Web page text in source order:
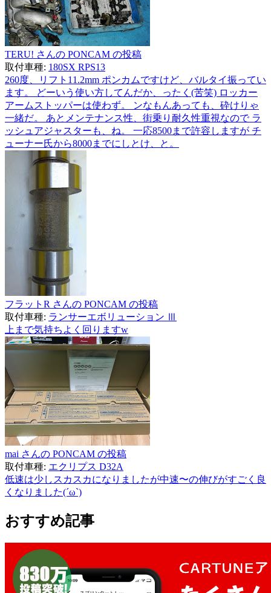
TERU! さんの PONCAM の投稿
取付車種: 180SX RPS13
260度、リフト11.2mm ポンカムですけど、バルタイ振ってい
ます。 どーいう使い方してんだか、ったく(苦笑) ロッカー
アームストッパーは使わず。 ンなもんあっても、砕けりゃ
一緒だ。 あとメンテナンス性、街乗り耐久性重視なので ラ
ッシュアジャスターも、ね。 一応8500まで許容しますが チ
ューナー氏から8000までにしとけ、と。
フラットR さんの PONCAM の投稿
取付車種: ランサーエボリューション Ⅲ
上まで気持ちよく回りますw
mai さんの PONCAM の投稿
取付車種: エクリプス D32A
低速は少しスカスカになりましたが中速〜の伸びがすごく良
くなりました(´ω`)
おすすめ記事